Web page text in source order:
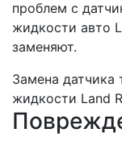
проблем с
жидкости авто
заменяют.
Замена
жидкости Land